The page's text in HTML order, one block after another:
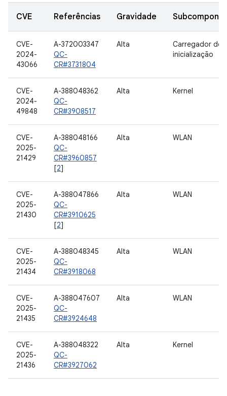
CVE Referências Gravidade
CVE-
2024-
43066
A-372003347
QC-
CR#3731804
Alta
Carregador de
inicialização
CVE-
2024-
49848
A-388048362
QC-
CR#3908517
Alta Kernel
CVE-
2025-
21429
A-388048166
QC-
CR#3960857
[2]
Alta WLAN
CVE-
2025-
21430
A-388047866
QC-
CR#3910625
[2]
Alta WLAN
CVE-
2025-
21434
A-388048345
QC-
CR#3918068
Alta WLAN
CVE-
2025-
21435
A-388047607
QC-
CR#3924648
Alta WLAN
CVE-
2025-
21436
A-388048322
QC-
CR#3927062
Alta Kernel